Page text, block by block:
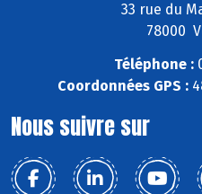
33 rue du
78000
Téléphone :
Coordonnées GPS :
Nous suivre sur